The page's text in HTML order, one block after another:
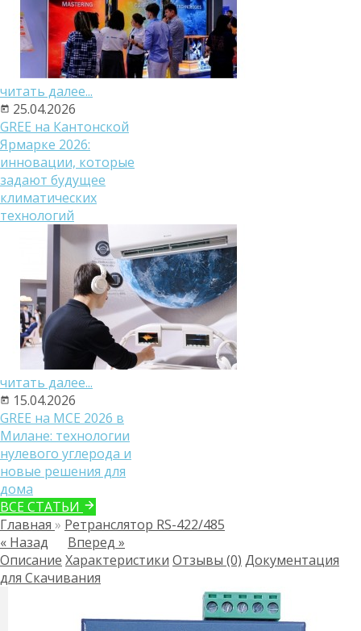
читать далее...
25.04.2026
GREE на Кантонской
Ярмарке 2026:
инновации, которые
задают будущее
климатических
технологий
читать далее...
15.04.2026
GREE на MCE 2026 в
Милане: технологии
нулевого углерода и
новые решения для
дома
ВСЕ СТАТЬИ
Главная » Ретранслятор RS-422/485
« Назад
Вперед »
Описание Характеристики Отзывы (0) Документация
для Скачивания